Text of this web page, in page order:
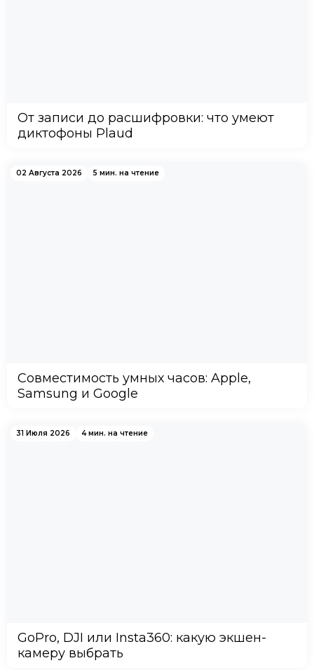
От записи до расшифровки: что умеют
диктофоны Plaud
02 Августа 2026 5 мин. на чтение
Совместимость умных часов: Apple,
Samsung и Google
31 Июля 2026 4 мин. на чтение
GoPro, DJI или Insta360: какую экшен-
камеру выбрать